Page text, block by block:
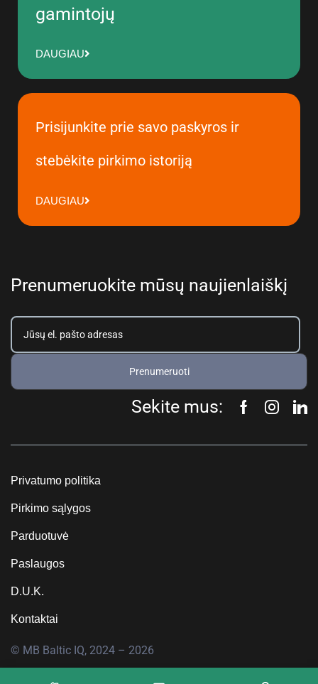
gamintojų
DAUGIAU
Prisijunkite prie savo paskyros ir
stebėkite pirkimo istoriją
DAUGIAU
Prenumeruokite mūsų naujienlaiškį
Prenumeruoti
Sekite mus:
Privatumo politika
Pirkimo sąlygos
Parduotuvė
Paslaugos
D.U.K.
Kontaktai
© MB Baltic IQ, 2024 – 2026